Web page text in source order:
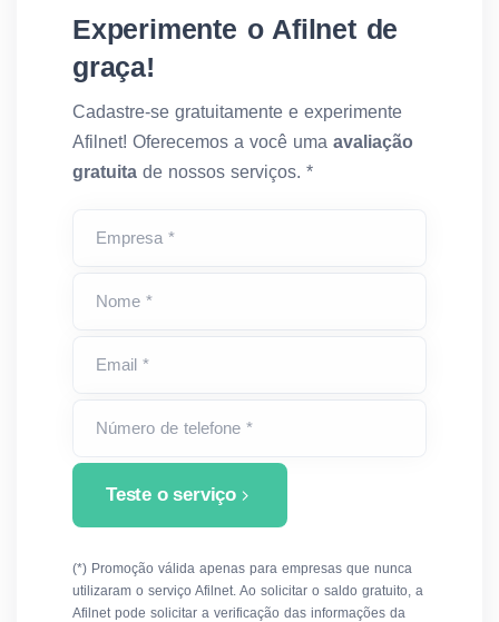
Experimente o Afilnet de
graça!
Cadastre-se gratuitamente e experimente
Afilnet! Oferecemos a você uma avaliação
gratuita de nossos serviços. *
Empresa *
Nome *
Email *
Número de telefone *
Teste o serviço
(*) Promoção válida apenas para empresas que nunca
utilizaram o serviço Afilnet. Ao solicitar o saldo gratuito, a
Afilnet pode solicitar a verificação das informações da